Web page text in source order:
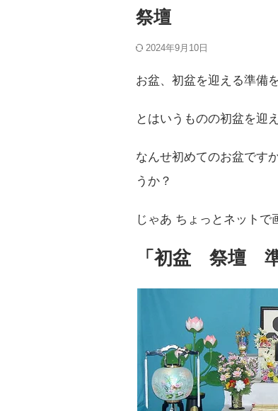
祭壇
2024年9月10日
お盆、初盆を迎える準備
とはいうものの初盆を迎
なんせ初めてのお盆です
うか？
じゃあ ちょっとネットで
「初盆 祭壇